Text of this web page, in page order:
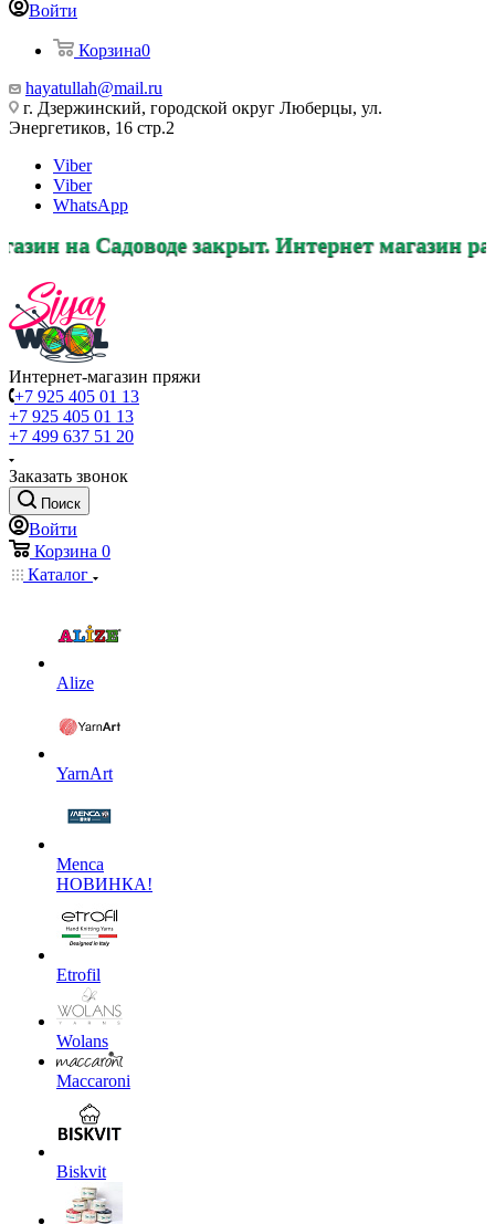
Войти
Корзина0
hayatullah@mail.ru
г. Дзержинский, городской округ Люберцы, ул.
Энергетиков, 16 стр.2
Viber
Viber
WhatsApp
закрыт. Интернет магазин работает в
Интернет-магазин пряжи
+7 925 405 01 13
+7 925 405 01 13
+7 499 637 51 20
Заказать звонок
Поиск
Войти
Корзина 0
Каталог
Alize
YarnArt
Menca
НОВИНКА!
Etrofil
Wolans
Maccaroni
Biskvit